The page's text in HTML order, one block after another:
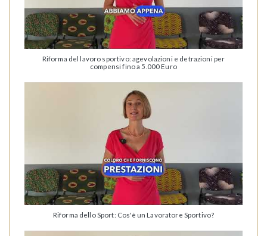
Riforma del lavoro sportivo: agevolazioni e detrazioni per
compensi fino a 5.000 Euro
Riforma dello Sport: Cos'è un Lavoratore Sportivo?